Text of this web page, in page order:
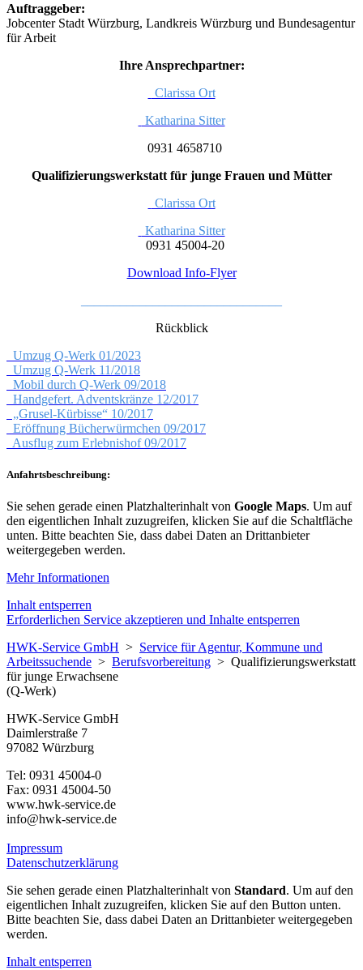
Auftraggeber:
Jobcenter Stadt Würzburg, Landkreis Würzburg und Bundesagentur
für Arbeit
Ihre Ansprechpartner:
Clarissa Ort
Katharina Sitter
0931 4658710
Qualifizierungswerkstatt für junge Frauen und Mütter
Clarissa Ort
Katharina Sitter
0931 45004-20
Download Info-Flyer
Rückblick
Umzug Q-Werk 01/2023
Umzug Q-Werk 11/2018
Mobil durch Q-Werk 09/2018
Handgefert. Adventskränze 12/2017
„Grusel-Kürbisse“ 10/2017
Eröffnung Bücherwürmchen 09/2017
Ausflug zum Erlebnishof 09/2017
Anfahrtsbeschreibung:
Sie sehen gerade einen Platzhalterinhalt von Google Maps. Um auf
den eigentlichen Inhalt zuzugreifen, klicken Sie auf die Schaltfläche
unten. Bitte beachten Sie, dass dabei Daten an Drittanbieter
weitergegeben werden.
Mehr Informationen
Inhalt entsperren
Erforderlichen Service akzeptieren und Inhalte entsperren
HWK-Service GmbH > Service für Agentur, Kommune und
Arbeitssuchende > Berufsvorbereitung > Qualifizierungswerkstatt
für junge Erwachsene
(Q-Werk)
HWK-Service GmbH
Daimlerstraße 7
97082 Würzburg
Tel: 0931 45004-0
Fax: 0931 45004-50
www.hwk-service.de
info@hwk-service.de
Impressum
Datenschutzerklärung
Sie sehen gerade einen Platzhalterinhalt von Standard. Um auf den
eigentlichen Inhalt zuzugreifen, klicken Sie auf den Button unten.
Bitte beachten Sie, dass dabei Daten an Drittanbieter weitergegeben
werden.
Inhalt entsperren